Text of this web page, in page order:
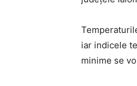
iar indicele
minime se